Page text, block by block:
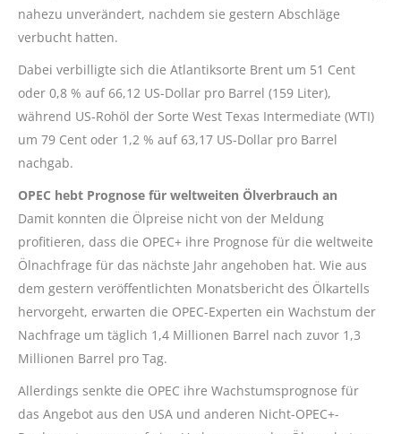
nahezu unverändert, nachdem sie gestern Abschläge
verbucht hatten.
Dabei verbilligte sich die Atlantiksorte Brent um 51 Cent
oder 0,8 % auf 66,12 US-Dollar pro Barrel (159 Liter),
während US-Rohöl der Sorte West Texas Intermediate (WTI)
um 79 Cent oder 1,2 % auf 63,17 US-Dollar pro Barrel
nachgab.
OPEC hebt Prognose für weltweiten Ölverbrauch an
Damit konnten die Ölpreise nicht von der Meldung
profitieren, dass die OPEC+ ihre Prognose für die weltweite
Ölnachfrage für das nächste Jahr angehoben hat. Wie aus
dem gestern veröffentlichten Monatsbericht des Ölkartells
hervorgeht, erwarten die OPEC-Experten ein Wachstum der
Nachfrage um täglich 1,4 Millionen Barrel nach zuvor 1,3
Millionen Barrel pro Tag.
Allerdings senkte die OPEC ihre Wachstumsprognose für
das Angebot aus den USA und anderen Nicht-OPEC+-